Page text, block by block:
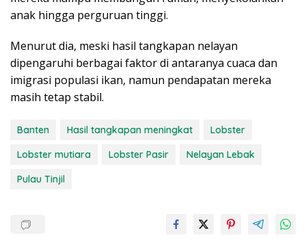
anak hingga perguruan tinggi.
Menurut dia, meski hasil tangkapan nelayan
dipengaruhi berbagai faktor di antaranya cuaca dan
imigrasi populasi ikan, namun pendapatan mereka
masih tetap stabil.
Banten Hasil tangkapan meningkat
Lobster
Lobster mutiara
Lobster Pasir
Nelayan Lebak
Pulau Tinjil